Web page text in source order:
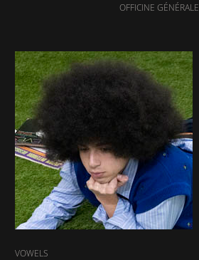
OFFICINE GÉNÉRALE
VOWELS